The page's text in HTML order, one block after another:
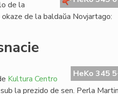
de la
de la baldaŭa Novjartago:
HeKo 345
Kultura Centro
la prezido de sen. Perla